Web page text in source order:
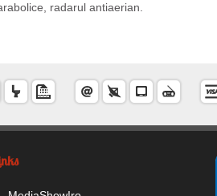
radarul antiaerian.